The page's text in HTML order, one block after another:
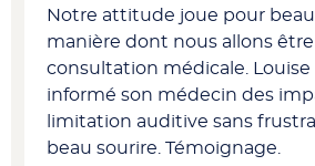
Notre attitude joue pour
manière dont nous allons
consultation médicale. Louise
informé son médecin des
limitation auditive sans
beau sourire. Témoignage.